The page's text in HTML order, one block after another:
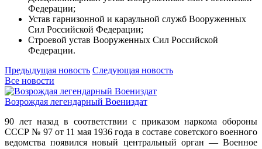
Федерации;
Устав гарнизонной и караульной служб Вооруженных
Сил Российской Федерации;
Строевой устав Вооруженных Сил Российской
Федерации.
Предыдущая новость Следующая новость
Все новости
Возрождая легендарный Воениздат
90 лет назад в соответствии с приказом наркома обороны
СССР № 97 от 11 мая 1936 года в составе советского военного
ведомства появился новый центральный орган — Военное